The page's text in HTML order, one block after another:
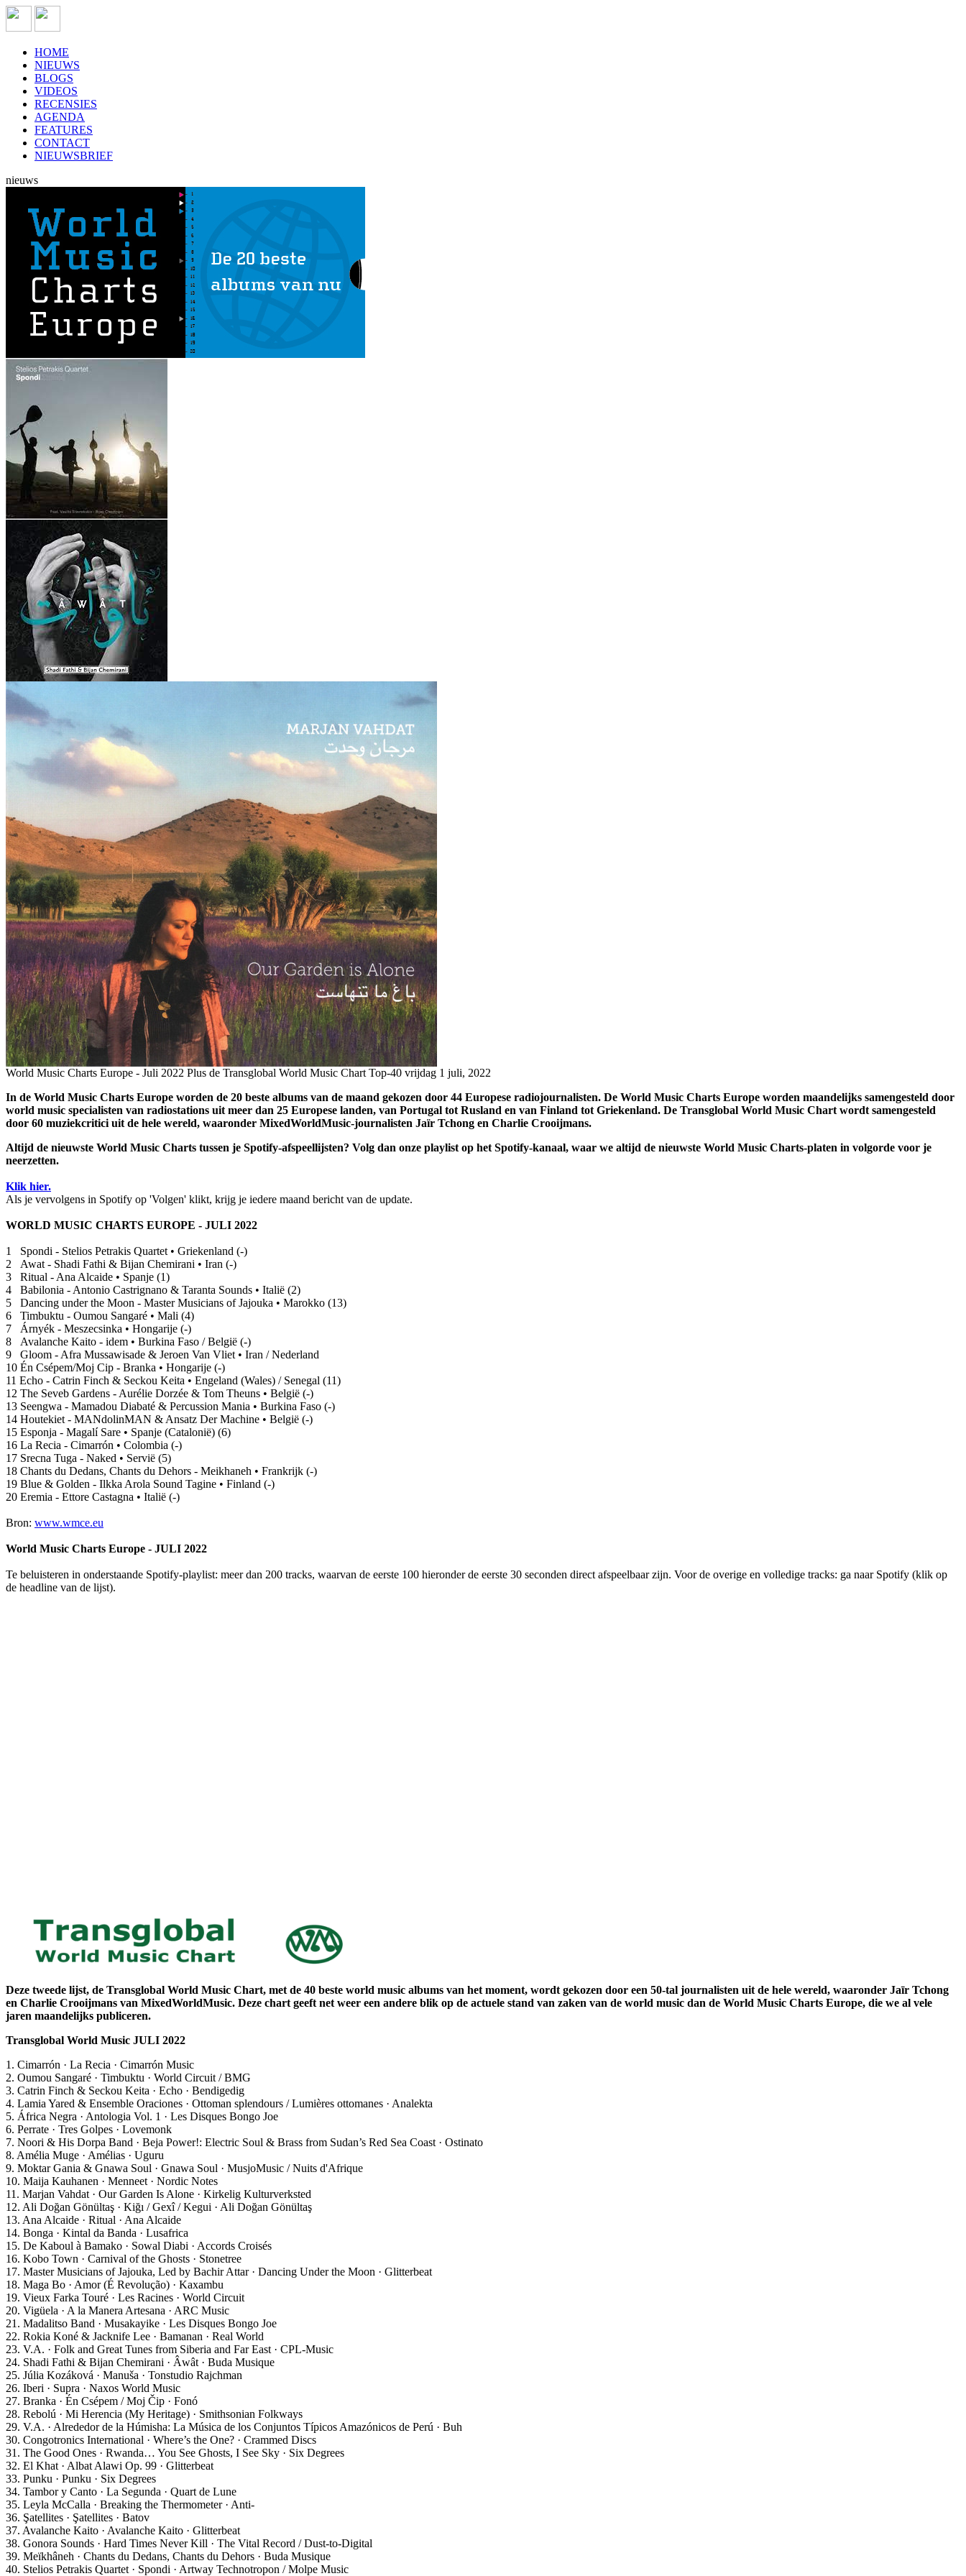
HOME
NIEUWS
BLOGS
VIDEOS
RECENSIES
AGENDA
FEATURES
CONTACT
NIEUWSBRIEF
nieuws
World Music Charts Europe - Juli 2022 Plus de Transglobal World Music Chart Top-40 vrijdag 1 juli, 2022
In de World Music Charts Europe worden de 20 beste albums van de maand gekozen door 44 Europese radiojournalisten. De World Music Charts Europe worden maandelijks samengesteld door
world music specialisten van radiostations uit meer dan 25 Europese landen, van Portugal tot Rusland en van Finland tot Griekenland. De Transglobal World Music Chart wordt samengesteld
door 60 muziekcritici uit de hele wereld, waaronder MixedWorldMusic-journalisten Jaïr Tchong en Charlie Crooijmans.
Altijd de nieuwste World Music Charts tussen je Spotify-afspeellijsten? Volg dan onze playlist op het Spotify-kanaal, waar we altijd de nieuwste World Music Charts-platen in volgorde voor je
neerzetten.
Klik hier.
Als je vervolgens in Spotify op 'Volgen' klikt, krijg je iedere maand bericht van de update.
WORLD MUSIC CHARTS EUROPE - JULI 2022
1 Spondi - Stelios Petrakis Quartet • Griekenland (-)
2 Awat - Shadi Fathi & Bijan Chemirani • Iran (-)
3 Ritual - Ana Alcaide • Spanje (1)
4 Babilonia - Antonio Castrignano & Taranta Sounds • Italië (2)
5 Dancing under the Moon - Master Musicians of Jajouka • Marokko (13)
6 Timbuktu - Oumou Sangaré • Mali (4)
7 Árnyék - Meszecsinka • Hongarije (-)
8 Avalanche Kaito - idem • Burkina Faso / België (-)
9 Gloom - Afra Mussawisade & Jeroen Van Vliet • Iran / Nederland
10 Én Csépem/Moj Cip - Branka • Hongarije (-)
11 Echo - Catrin Finch & Seckou Keita • Engeland (Wales) / Senegal (11)
12 The Seveb Gardens - Aurélie Dorzée & Tom Theuns • België (-)
13 Seengwa - Mamadou Diabaté & Percussion Mania • Burkina Faso (-)
14 Houtekiet - MANdolinMAN & Ansatz Der Machine • België (-)
15 Esponja - Magalí Sare • Spanje (Catalonië) (6)
16 La Recia - Cimarrón • Colombia (-)
17 Srecna Tuga - Naked • Servië (5)
18 Chants du Dedans, Chants du Dehors - Meikhaneh • Frankrijk (-)
19 Blue & Golden - Ilkka Arola Sound Tagine • Finland (-)
20 Eremia - Ettore Castagna • Italië (-)
Bron: www.wmce.eu
World Music Charts Europe - JULI 2022
Te beluisteren in onderstaande Spotify-playlist: meer dan 200 tracks, waarvan de eerste 100 hieronder de eerste 30 seconden direct afspeelbaar zijn. Voor de overige en volledige tracks: ga naar Spotify (klik op
de headline van de lijst).
Deze tweede lijst, de Transglobal World Music Chart, met de 40 beste world music albums van het moment, wordt gekozen door een 50-tal journalisten uit de hele wereld, waaronder Jaīr Tchong
en Charlie Crooijmans van MixedWorldMusic. Deze chart geeft net weer een andere blik op de actuele stand van zaken van de world music dan de World Music Charts Europe, die we al vele
jaren maandelijks publiceren.
Transglobal World Music JULI 2022
1. Cimarrón · La Recia · Cimarrón Music
2. Oumou Sangaré · Timbuktu · World Circuit / BMG
3. Catrin Finch & Seckou Keita · Echo · Bendigedig
4. Lamia Yared & Ensemble Oraciones · Ottoman splendours / Lumières ottomanes · Analekta
5. África Negra · Antologia Vol. 1 · Les Disques Bongo Joe
6. Perrate · Tres Golpes · Lovemonk
7. Noori & His Dorpa Band · Beja Power!: Electric Soul & Brass from Sudan’s Red Sea Coast · Ostinato
8. Amélia Muge · Amélias · Uguru
9. Moktar Gania & Gnawa Soul · Gnawa Soul · MusjoMusic / Nuits d'Afrique
10. Maija Kauhanen · Menneet · Nordic Notes
11. Marjan Vahdat · Our Garden Is Alone · Kirkelig Kulturverksted
12. Ali Doğan Gönültaş · Kiğı / Gexî / Kegui · Ali Doğan Gönültaş
13. Ana Alcaide · Ritual · Ana Alcaide
14. Bonga · Kintal da Banda · Lusafrica
15. De Kaboul à Bamako · Sowal Diabi · Accords Croisés
16. Kobo Town · Carnival of the Ghosts · Stonetree
17. Master Musicians of Jajouka, Led by Bachir Attar · Dancing Under the Moon · Glitterbeat
18. Maga Bo · Amor (É Revolução) · Kaxambu
19. Vieux Farka Touré · Les Racines · World Circuit
20. Vigüela · A la Manera Artesana · ARC Music
21. Madalitso Band · Musakayike · Les Disques Bongo Joe
22. Rokia Koné & Jacknife Lee · Bamanan · Real World
23. V.A. · Folk and Great Tunes from Siberia and Far East · CPL-Music
24. Shadi Fathi & Bijan Chemirani · Âwât · Buda Musique
25. Júlia Kozáková · Manuša · Tonstudio Rajchman
26. Iberi · Supra · Naxos World Music
27. Branka · Én Csépem / Moj Čip · Fonó
28. Rebolú · Mi Herencia (My Heritage) · Smithsonian Folkways
29. V.A. · Alrededor de la Húmisha: La Música de los Conjuntos Típicos Amazónicos de Perú · Buh
30. Congotronics International · Where’s the One? · Crammed Discs
31. The Good Ones · Rwanda… You See Ghosts, I See Sky · Six Degrees
32. El Khat · Albat Alawi Op. 99 · Glitterbeat
33. Punku · Punku · Six Degrees
34. Tambor y Canto · La Segunda · Quart de Lune
35. Leyla McCalla · Breaking the Thermometer · Anti-
36. Şatellites · Şatellites · Batov
37. Avalanche Kaito · Avalanche Kaito · Glitterbeat
38. Gonora Sounds · Hard Times Never Kill · The Vital Record / Dust-to-Digital
39. Meïkhâneh · Chants du Dedans, Chants du Dehors · Buda Musique
40. Stelios Petrakis Quartet · Spondi · Artway Technotropon / Molpe Music